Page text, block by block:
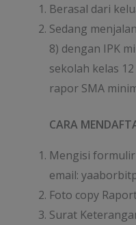
Berasal dari
Sedang
8) dengan IPK
sekolah kelas
rapor SMA
CARA
Mengisi
email:
Foto copy
Surat